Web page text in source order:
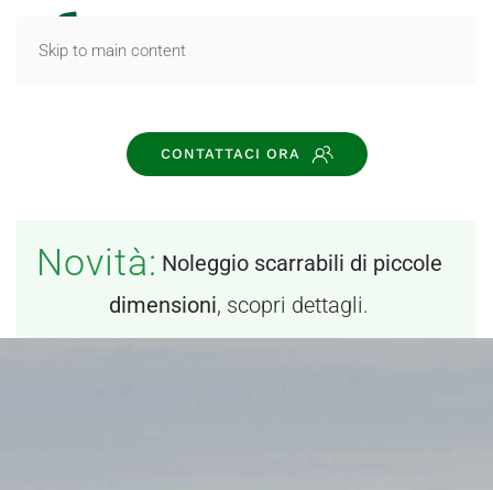
Skip to main content
CONTATTACI ORA
Novità: Noleggio scarrabili di piccole
dimensioni, scopri dettagli.